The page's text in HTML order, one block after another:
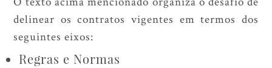
delinear os contratos vigentes em termos dos
seguintes eixos:
Regras e Normas